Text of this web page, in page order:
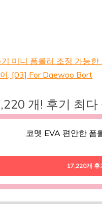
미니 폼롤러 조정 가능
, [03] For Daewoo Bort
개! 후기 최다
코멧 EVA 편안한 폼
17,220개 후